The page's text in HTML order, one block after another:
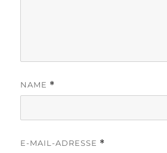
NAME *
E-MAIL-ADRESSE *